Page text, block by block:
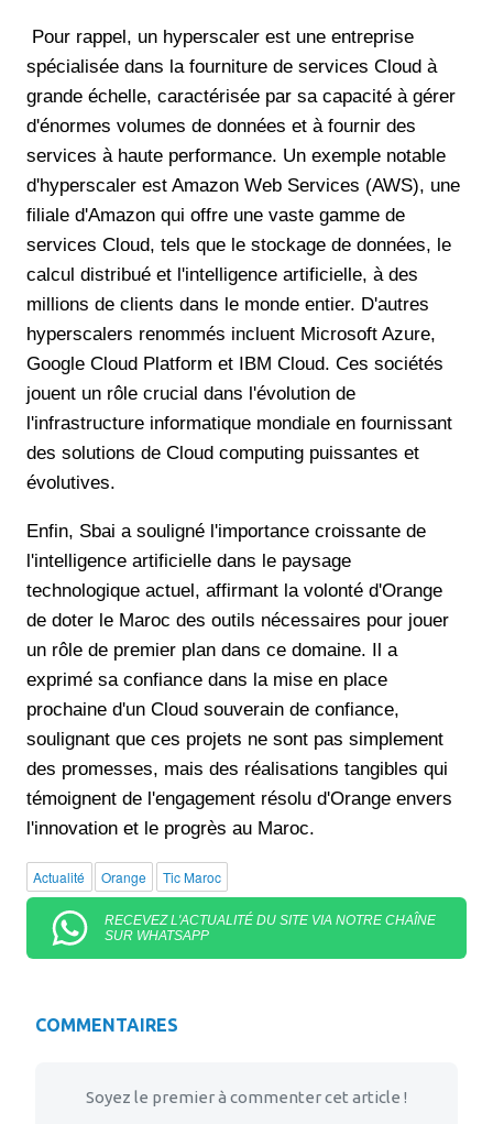
Pour rappel, un hyperscaler est une entreprise
spécialisée dans la fourniture de services Cloud à
grande échelle, caractérisée par sa capacité à gérer
d'énormes volumes de données et à fournir des
services à haute performance. Un exemple notable
d'hyperscaler est Amazon Web Services (AWS), une
filiale d'Amazon qui offre une vaste gamme de
services Cloud, tels que le stockage de données, le
calcul distribué et l'intelligence artificielle, à des
millions de clients dans le monde entier. D'autres
hyperscalers renommés incluent Microsoft Azure,
Google Cloud Platform et IBM Cloud. Ces sociétés
jouent un rôle crucial dans l'évolution de
l'infrastructure informatique mondiale en fournissant
des solutions de Cloud computing puissantes et
évolutives.
Enfin, Sbai a souligné l'importance croissante de
l'intelligence artificielle dans le paysage
technologique actuel, affirmant la volonté d'Orange
de doter le Maroc des outils nécessaires pour jouer
un rôle de premier plan dans ce domaine. Il a
exprimé sa confiance dans la mise en place
prochaine d'un Cloud souverain de confiance,
soulignant que ces projets ne sont pas simplement
des promesses, mais des réalisations tangibles qui
témoignent de l'engagement résolu d'Orange envers
l'innovation et le progrès au Maroc.
Actualité Orange Tic Maroc
RECEVEZ L'ACTUALITÉ DU SITE VIA NOTRE CHAÎNE
SUR WHATSAPP
COMMENTAIRES
Soyez le premier à commenter cet article !